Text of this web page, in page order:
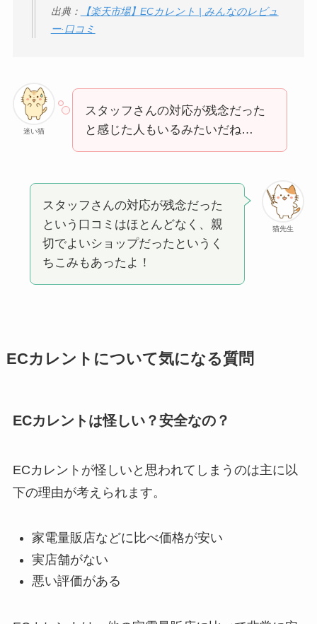
出典：
【楽天市場】ECカレント | みんなのレビュ
ー·口コミ
迷い猫
スタッフさんの対応が残念だった
と感じた人もいるみたいだね…
猫先生
スタッフさんの対応が残念だった
という口コミはほとんどなく、親
切でよいショップだったというく
ちこみもあったよ！
ECカレントについて気になる質問
ECカレントは怪しい？安全なの？
ECカレントが怪しいと思われてしまうのは主に以
下の理由が考えられます。
家電量販店などに比べ価格が安い
実店舗がない
悪い評価がある